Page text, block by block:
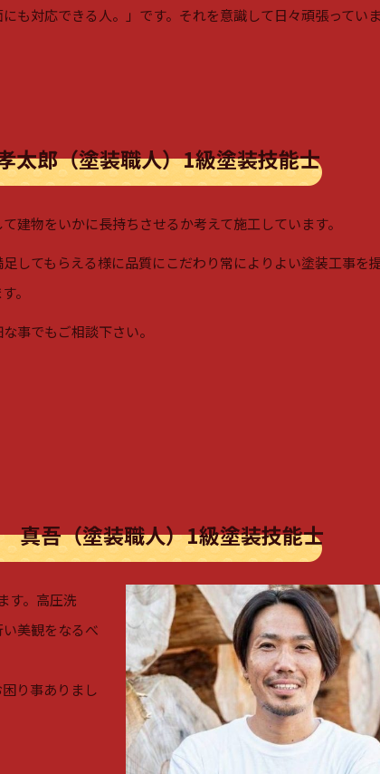
にも対応できる人。」です。それを意識して日々頑張ってい
郎（塗装職人）1級塗装技能士
建物をいかに長持ちさせるか考えて施工しています。
足してもらえる様に品質にこだわり常によりよい塗装工事を
。
事でもご相談下さい。
吾（塗装職人）1級塗装技能士
す。高圧洗
美観をなるべ
り事ありまし